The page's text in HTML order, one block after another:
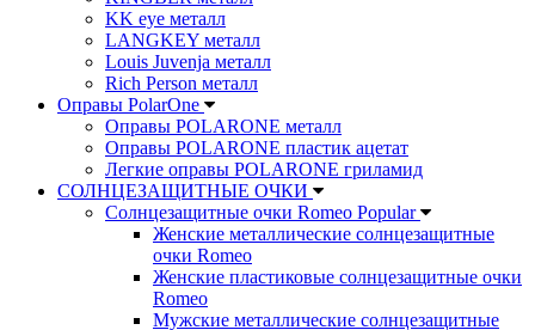
KK eye металл
LANGKEY металл
Louis Juvenja металл
Rich Person металл
Оправы PolarOne
Оправы POLARONE металл
Оправы POLARONE пластик ацетат
Легкие оправы POLARONE гриламид
СОЛНЦЕЗАЩИТНЫЕ ОЧКИ
Солнцезащитные очки Romeo Popular
Женские металлические солнцезащитные
очки Romeo
Женские пластиковые солнцезащитные очки
Romeo
Мужские металлические солнцезащитные